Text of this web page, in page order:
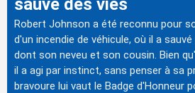
sauve des vies
Robert Johnson a été reconnu pour
d'un incendie de véhicule, où il a
dont son neveu et son cousin. Bien
il a agi par instinct, sans penser à sa
bravoure lui vaut le Badge d'Honneur